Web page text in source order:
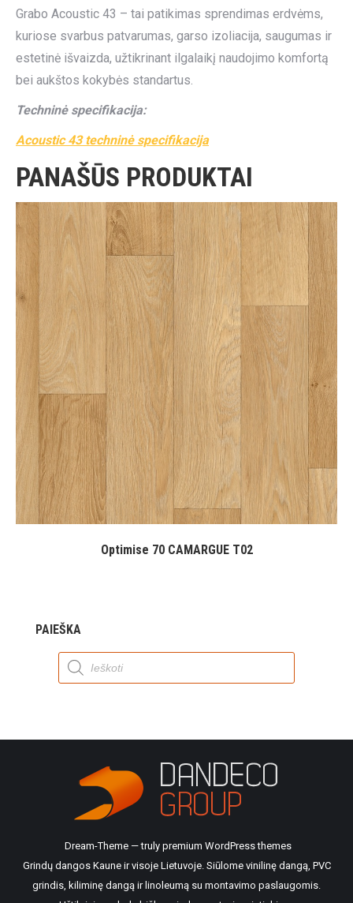
Grabo Acoustic 43 – tai patikimas sprendimas erdvėms,
kuriose svarbus patvarumas, garso izoliacija, saugumas ir
estetinė išvaizda, užtikrinant ilgalaikį naudojimo komfortą
bei aukštos kokybės standartus.
Techninė specifikacija:
Acoustic 43 techninė specifikacija
PANAŠŪS PRODUKTAI
Optimise 70 CAMARGUE T02
PAIEŠKA
Products
search
Dream-Theme — truly premium WordPress themes
Grindų dangos Kaune ir visoje Lietuvoje. Siūlome vinilinę dangą, PVC
grindis, kiliminę dangą ir linoleumą su montavimo paslaugomis.